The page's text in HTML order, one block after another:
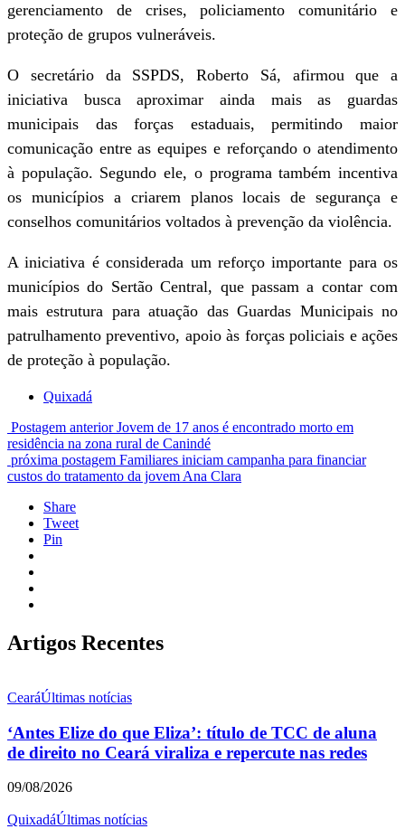
gerenciamento de crises, policiamento comunitário e
proteção de grupos vulneráveis.
O secretário da SSPDS, Roberto Sá, afirmou que a
iniciativa busca aproximar ainda mais as guardas
municipais das forças estaduais, permitindo maior
comunicação entre as equipes e reforçando o atendimento
à população. Segundo ele, o programa também incentiva
os municípios a criarem planos locais de segurança e
conselhos comunitários voltados à prevenção da violência.
A iniciativa é considerada um reforço importante para os
municípios do Sertão Central, que passam a contar com
mais estrutura para atuação das Guardas Municipais no
patrulhamento preventivo, apoio às forças policiais e ações
de proteção à população.
Quixadá
Postagem anterior Jovem de 17 anos é encontrado morto em
residência na zona rural de Canindé
próxima postagem Familiares iniciam campanha para financiar
custos do tratamento da jovem Ana Clara
Share
Tweet
Pin
Artigos Recentes
CearáÚltimas notícias
‘Antes Elize do que Eliza’: título de TCC de aluna
de direito no Ceará viraliza e repercute nas redes
09/08/2026
QuixadáÚltimas notícias